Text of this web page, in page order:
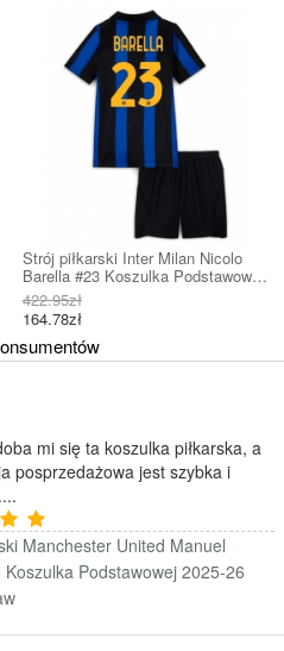
Strój piłkarski Inter Milan Nicolo
Barella #23 Koszulka Podstawowej
dziecięce 2026-27 Krótki Rękaw (+
Krótkie spodenki)
422.95zł
164.78zł
mi się ta koszulka piłkarska, a
posprzedażowa jest szybka i
Manchester United Manuel
Podstawowej 2025-26